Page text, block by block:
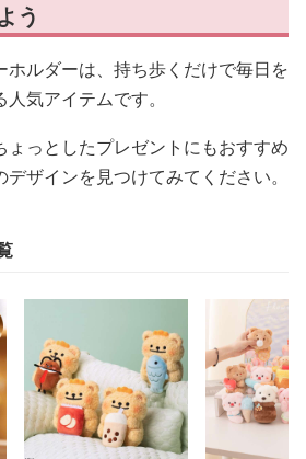
う
ホルダーは、持ち歩くだけで毎日を
気アイテムです。
ょっとしたプレゼントにもおすすめ
ザインを見つけてみてください。